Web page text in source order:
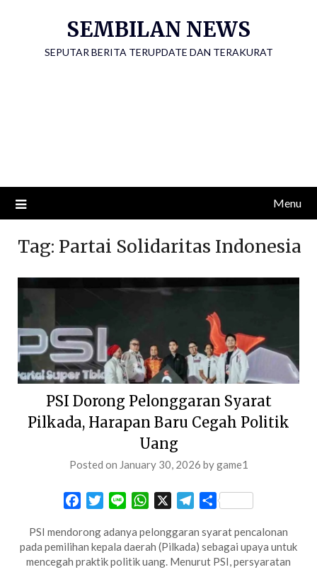
SEMBILAN NEWS
SEPUTAR BERITA TERUPDATE DAN TERAKURAT
Menu
Tag: Partai Solidaritas Indonesia
PSI Dorong Pelonggaran Syarat
Pilkada, Harapan Baru Cegah Politik
Uang
Posted on January 30, 2026 bygame1
FacebookTwitterLine WhatsApp Telegram
Share
PSI mendorong adanya pelonggaran syarat pencalonan
pada pemilihan kepala daerah (Pilkada) sebagai upaya untuk
mencegah praktik politik uang. Menurut PSI, persyaratan